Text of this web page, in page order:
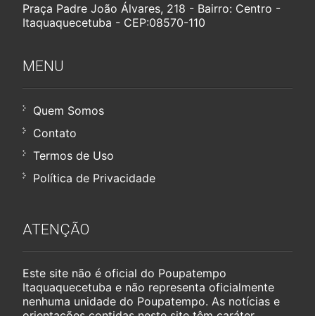
Praça Padre João Álvares, 218 - Bairro: Centro -
Itaquaquecetuba - CEP:08570-110
MENU
Quem Somos
Contato
Termos de Uso
Política de Privacidade
ATENÇÃO
Este site não é oficial do Poupatempo
Itaquaquecetuba e não representa oficialmente
nenhuma unidade do Poupatempo. As notícias e